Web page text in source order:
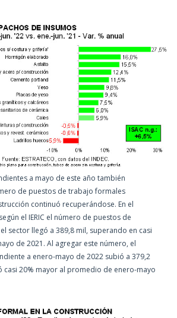
a mayo de este año también
de puestos de trabajo formales
continuó recuperándose. En el
el IERIC el número de puestos de
sector llegó a 389,8 mil, superando en casi
de 2021. Al agregar este número, el
a enero-mayo de 2022 subió a 379,2
casi 20% mayor al promedio de enero-mayo